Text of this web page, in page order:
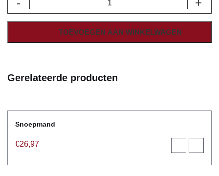
aantal
TOEVOEGEN AAN WINKELWAGEN
Gerelateerde producten
Snoepmand
€26,97
product
aan
winkelwagen